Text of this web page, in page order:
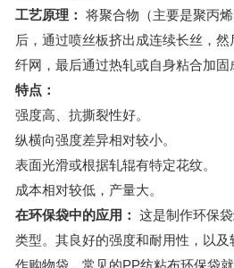
工艺原理： 将聚合物（主要是聚丙
后，通过喷丝板挤出成连续长丝，
纤网，最后通过热轧或自身粘合加固
特点：
强度高、抗撕裂性好。
纵横向强度差异相对较小。
表面光滑或根据轧辊有特定花纹。
成本相对较低，产量大。
在环保袋中的应用： 这是制作环保袋
类型。其良好的强度和耐用性，以及
作购物袋。常见的PP纺粘布环保袋就